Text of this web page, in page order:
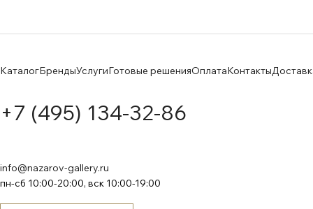
КаталогБрендыУслугиГотовые решенияОплатаКонтакты
+7 (495) 134-32-86
info@nazarov-gallery.ru
пн-сб 10:00-20:00, вск 10:00-19:00